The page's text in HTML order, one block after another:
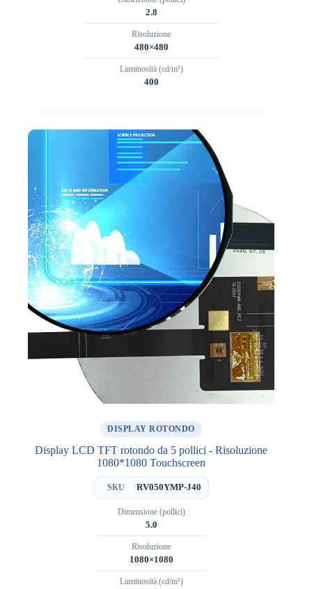
2.8
Risoluzione
480×480
Luminosità (cd/m²)
400
DISPLAY ROTONDO
Display LCD TFT rotondo da 5 pollici - Risoluzione
1080*1080 Touchscreen
SKU RV050YMP-J40
Dimensione (pollici)
5.0
Risoluzione
1080×1080
Luminosità (cd/m²)